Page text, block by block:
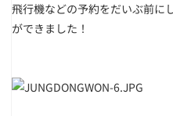
飛行機などの予約をだいぶ前に
ができました！